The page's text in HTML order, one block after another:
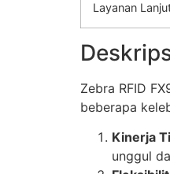
Layanan
Zebra RFID
beberapa
Kinerja
unggul